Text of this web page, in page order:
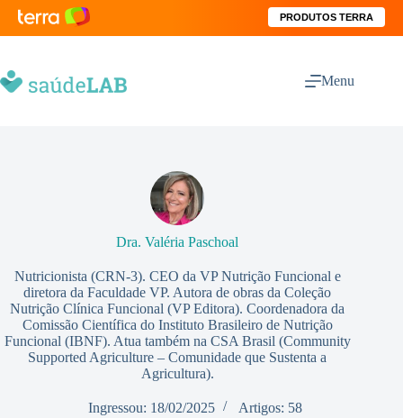
PRODUTOS TERRA
Menu
Dra. Valéria Paschoal
Nutricionista (CRN-3). CEO da VP Nutrição Funcional e
diretora da Faculdade VP. Autora de obras da Coleção
Nutrição Clínica Funcional (VP Editora). Coordenadora da
Comissão Científica do Instituto Brasileiro de Nutrição
Funcional (IBNF). Atua também na CSA Brasil (Community
Supported Agriculture – Comunidade que Sustenta a
Agricultura).
Ingressou: 18/02/2025 Artigos: 58